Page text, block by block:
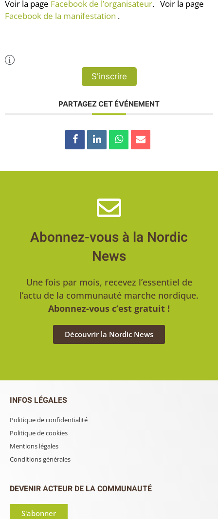
Voir la page Facebook de l’organisateur. Voir la page
Facebook de la manifestation .
S'inscrire
PARTAGEZ CET ÉVÉNEMENT
Abonnez-vous à la Nordic
News
Une fois par mois, recevez l’essentiel de
l’actu de la communauté marche nordique.
Abonnez-vous c’est gratuit !
Découvrir la Nordic News
INFOS LÉGALES
Politique de confidentialité
Politique de cookies
Mentions légales
Conditions générales
DEVENIR ACTEUR DE LA COMMUNAUTÉ
S'abonner